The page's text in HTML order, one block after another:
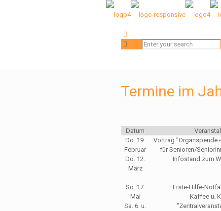
Termine im
Datum
Do. 19.
Februar
Vortrag "Organspende
für Senioren/
Do. 12.
März
Infostand zum
So. 17.
Mai
Erste-Hilfe-
Kaffee u.
Sa. 6. u.